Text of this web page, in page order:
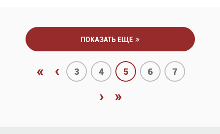
ПОКАЗАТЬ ЕЩЕ
« ‹ 3 4 5 6 7
› »